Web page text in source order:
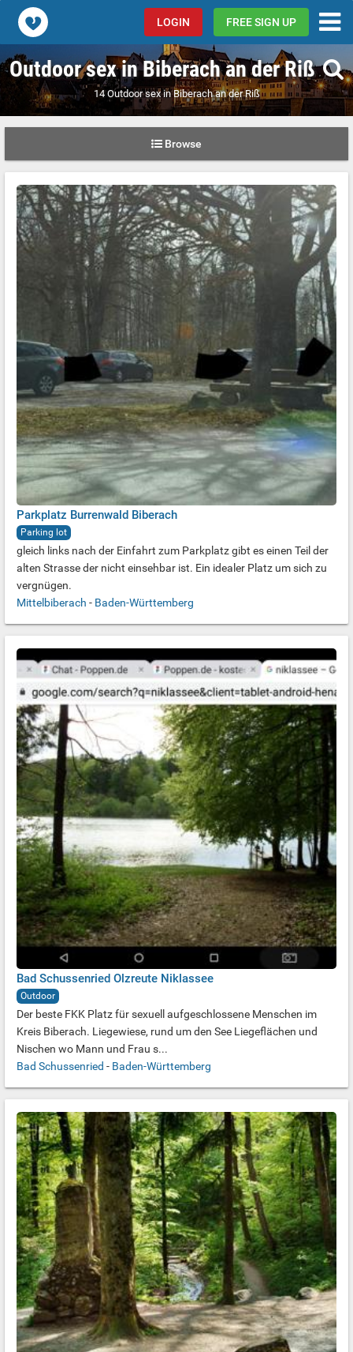
Popcorn.dating LOGIN FREE SIGN UP
Outdoor sex in Biberach an der Riß
14 Outdoor sex in Biberach an der Riß
Browse
Parkplatz Burrenwald Biberach
Parking lot
gleich links nach der Einfahrt zum Parkplatz gibt es einen Teil der
alten Strasse der nicht einsehbar ist. Ein idealer Platz um sich zu
vergnügen.
Mittelbiberach - Baden-Württemberg
Bad Schussenried Olzreute Niklassee
Outdoor
Der beste FKK Platz für sexuell aufgeschlossene Menschen im
Kreis Biberach. Liegewiese, rund um den See Liegeflächen und
Nischen wo Mann und Frau s...
Bad Schussenried - Baden-Württemberg